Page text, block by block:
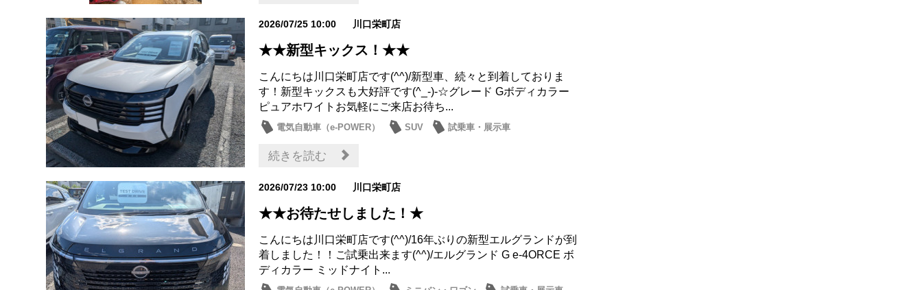
2026/07/25 10:00 川口栄町店
★★新型キックス！★★
こんにちは川口栄町店です(^^)/新型車、続々と到着しておりま
す！新型キックスも大好評です(^_-)-☆グレード Gボディカラー
ピュアホワイトお気軽にご来店お待ち...
電気自動車（e-POWER） SUV
試乗車・展示車
日産のお店
続きを読む
2026/07/23 10:00 川口栄町店
★★お待たせしました！★
こんにちは川口栄町店です(^^)/16年ぶりの新型エルグランドが到
着しました！！ご試乗出来ます(^^)/エルグランド G e-4ORCE ボ
ディカラー ミッドナイト...